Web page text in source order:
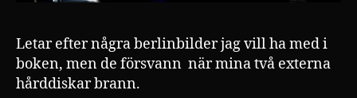
Letar efter några berlinbilder jag vill ha med i
boken, men de försvann när mina två externa
hårddiskar brann.